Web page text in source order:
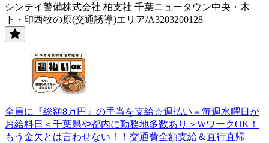
シンテイ警備株式会社 柏支社 千葉ニュータウン中央・木
下・印西牧の原(交通誘導)エリア/A3203200128
全員に『総額8万円』の手当を支給☆週払い＝毎週水曜日が
お給料日＜千葉県や都内に勤務地多数あり＞WワークOK！
もう金欠とは言わせない！！交通費全額支給＆直行直帰